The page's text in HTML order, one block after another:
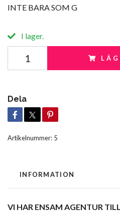
INTE BARA SOM G
I lager.
Dela
Artikelnummer: 5
INFORMATION
VI HAR ENSAM AGENTUR